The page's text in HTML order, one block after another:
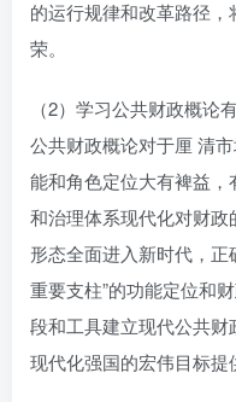
的运行规律和改革路径
荣。
（2）学习公共财政概论
公共财政概论对于厘 清
能和角色定位大有裨益
和治理体系现代化对财
形态全面进入新时代，正
重要支柱”的功能定位和
段和工具建立现代公共
现代化强国的宏伟目标提